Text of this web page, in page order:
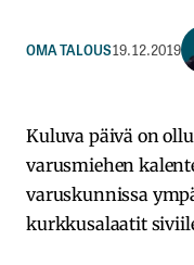
OMA TALOUS19.12.2019
Kuluva päivä on
varusmiehen
varuskunnissa
kurkkusalaatit